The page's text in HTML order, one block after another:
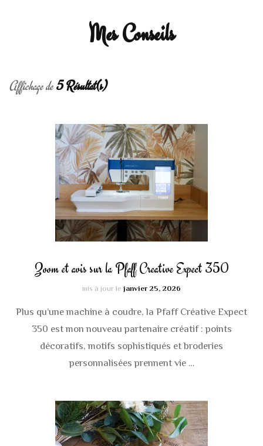
Mes Conseils
Affichage de5 Résultat(s)
Zoom et avis sur la Pfaff Creative Expect 350
mis à jour le janvier 25, 2026
Plus qu’une machine à coudre, la Pfaff Créative Expect
350 est mon nouveau partenaire créatif : points
décoratifs, motifs sophistiqués et broderies
personnalisées prennent vie …